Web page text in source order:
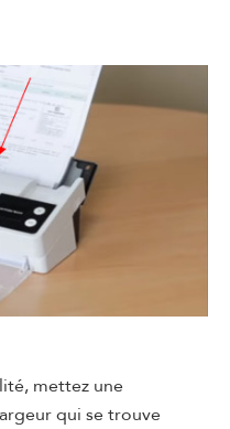
mettez une
qui se trouve